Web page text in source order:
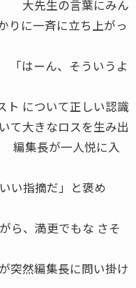
大先生の言葉にみん
りに一斉に立ち上がっ
はーん、そういうよ
ト について正しい認識
て大きなロスを生み出
編集長が一人悦に入
い指摘だ」と褒め
ら、満更でもな さそ
突然編集長に問い掛け